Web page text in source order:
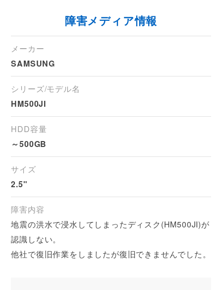
障害メディア情報
メーカー
SAMSUNG
シリーズ/モデル名
HM500JI
HDD容量
～500GB
サイズ
2.5"
障害内容
地震の洪水で浸水してしまったディスク(HM500JI)が
認識しない。
他社で復旧作業をしましたが復旧できませんでした。